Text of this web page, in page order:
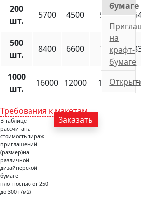
200
шт.
5700 4500 5000 5400
500
шт.
8400 6600 7400 8350
1000
шт.
16000 12000 14000
Требования к макетам
Заказать
В таблице
рассчитана
стоимость тираж
приглашений
(размер)на
различной
дизайнерской
бумаге
плотностью от 250
до 300 г/м2)
бумаге
на
крафт-
бумаге
Открытки